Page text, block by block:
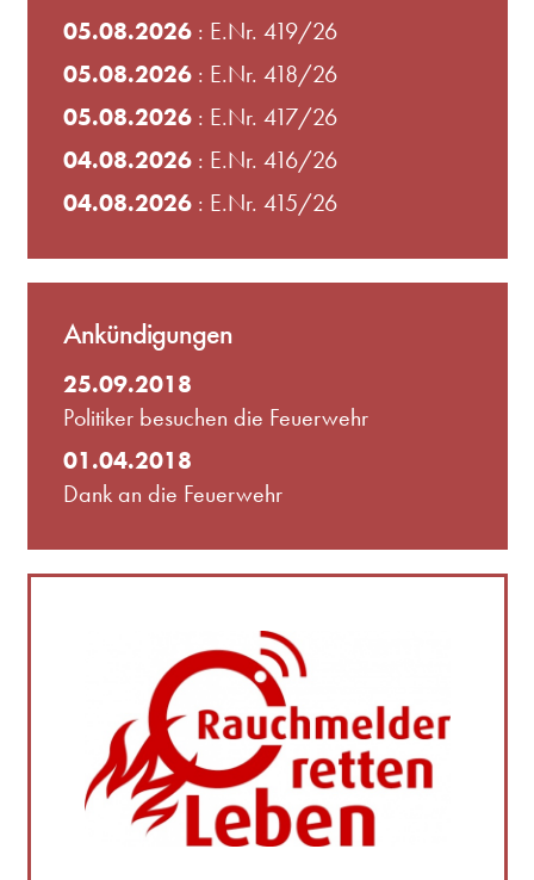
05.08.2026: E.Nr. 419/26
05.08.2026: E.Nr. 418/26
05.08.2026: E.Nr. 417/26
04.08.2026: E.Nr. 416/26
04.08.2026: E.Nr. 415/26
Ankündigungen
25.09.2018
Politiker besuchen die Feuerwehr
01.04.2018
Dank an die Feuerwehr